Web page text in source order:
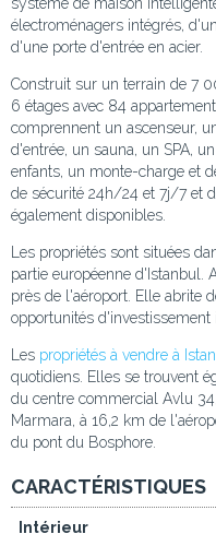
électroménagers intégrés,
d'une porte d'entrée en acier.
Construit sur un terrain de 7
6 étages avec 84
comprennent un ascenseur,
d'entrée, un sauna, un SPA,
enfants, un monte-charge et
de sécurité 24h/24 et 7j/7 et
également disponibles.
Les propriétés sont situées
partie européenne d'Istanbul.
près de l'aéroport. Elle abrite
opportunités d'investissement
Les propriétés à vendre à
quotidiens. Elles se trouvent
du centre commercial Avlu
Marmara, à 16,2 km de
du pont du Bosphore.
CARACTÉRISTIQUES
Intérieur